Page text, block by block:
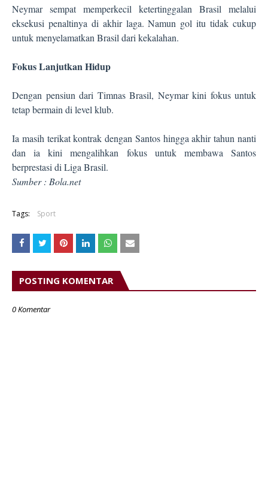
Neymar sempat memperkecil ketertinggalan Brasil melalui
eksekusi penaltinya di akhir laga. Namun gol itu tidak cukup
untuk menyelamatkan Brasil dari kekalahan.
Fokus Lanjutkan Hidup
Dengan pensiun dari Timnas Brasil, Neymar kini fokus untuk
tetap bermain di level klub.
Ia masih terikat kontrak dengan Santos hingga akhir tahun nanti
dan ia kini mengalihkan fokus untuk membawa Santos
berprestasi di Liga Brasil.
Sumber : Bola.net
Tags: Sport
POSTING KOMENTAR
0 Komentar